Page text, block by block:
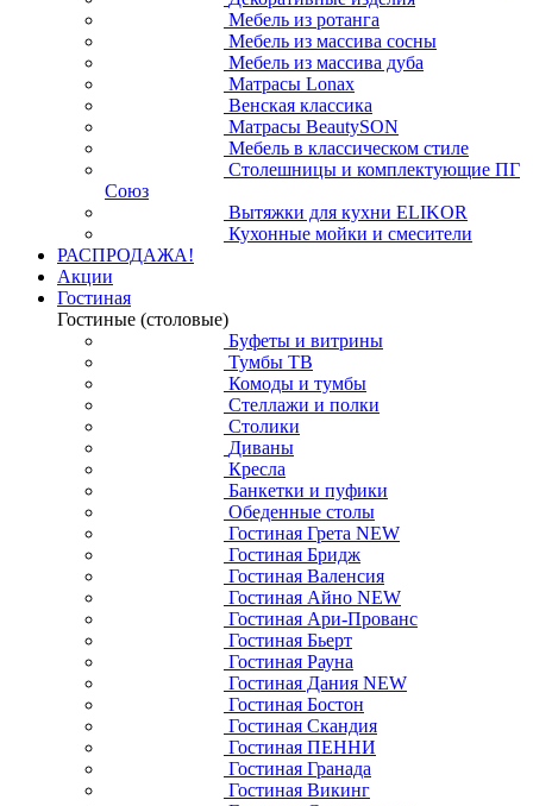
Мебель из ротанга
Мебель из массива сосны
Мебель из массива дуба
Матрасы Lonax
Венская классика
Матрасы BeautySON
Мебель в классическом стиле
Столешницы и комплектующие ПГ
Союз
Вытяжки для кухни ELIKOR
Кухонные мойки и смесители
РАСПРОДАЖА!
Акции
Гостиная
Гостиные (столовые)
Буфеты и витрины
Тумбы ТВ
Комоды и тумбы
Стеллажи и полки
Столики
Диваны
Кресла
Банкетки и пуфики
Обеденные столы
Гостиная Грета NEW
Гостиная Бридж
Гостиная Валенсия
Гостиная Айно NEW
Гостиная Ари-Прованс
Гостиная Бьерт
Гостиная Рауна
Гостиная Дания NEW
Гостиная Бостон
Гостиная Скандия
Гостиная ПЕННИ
Гостиная Гранада
Гостиная Викинг